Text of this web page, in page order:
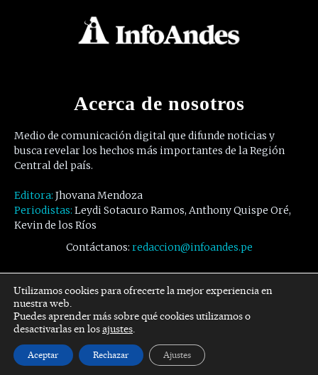
Acerca de nosotros
Medio de comunicación digital que difunde noticias y
busca revelar los hechos más importantes de la Región
Central del país.
Editora: Jhovana Mendoza
Periodistas: Leydi Sotacuro Ramos, Anthony Quispe Oré,
Kevin de los Ríos
Contáctanos: redaccion@infoandes.pe
Síguenos
Facebook Twitter Youtube
Utilizamos cookies para ofrecerte la mejor experiencia en
nuestra web.
Puedes aprender más sobre qué cookies utilizamos o
desactivarlas en losajustes.
Aceptar Rechazar Ajustes